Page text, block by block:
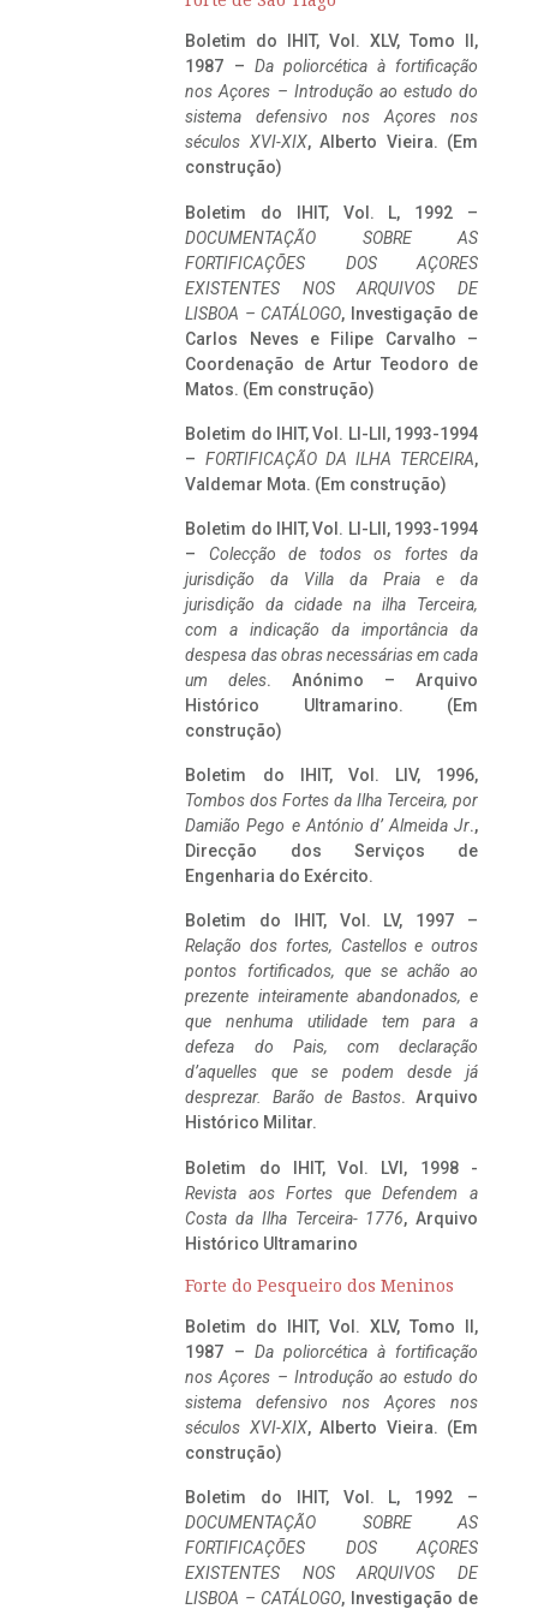
Boletim do IHIT, Vol. XLV, Tomo II,
1987 – Da poliorcética à fortificação
nos Açores – Introdução ao estudo do
sistema defensivo nos Açores nos
séculos XVI-XIX, Alberto Vieira. (Em
construção)
Boletim do IHIT, Vol. L, 1992 –
DOCUMENTAÇÃO SOBRE AS
FORTIFICAÇÕES DOS AÇORES
EXISTENTES NOS ARQUIVOS DE
LISBOA – CATÁLOGO, Investigação de
Carlos Neves e Filipe Carvalho –
Coordenação de Artur Teodoro de
Matos. (Em construção)
Boletim do IHIT, Vol. LI-LII, 1993-1994
– FORTIFICAÇÃO DA ILHA TERCEIRA,
Valdemar Mota. (Em construção)
Boletim do IHIT, Vol. LI-LII, 1993-1994
– Colecção de todos os fortes da
jurisdição da Villa da Praia e da
jurisdição da cidade na ilha Terceira,
com a indicação da importância da
despesa das obras necessárias em cada
um deles. Anónimo – Arquivo
Histórico Ultramarino. (Em
construção)
Boletim do IHIT, Vol. LIV, 1996,
Tombos dos Fortes da Ilha Terceira, por
Damião Pego e António d’ Almeida Jr.,
Direcção dos Serviços de
Engenharia do Exército.
Boletim do IHIT, Vol. LV, 1997 –
Relação dos fortes, Castellos e outros
pontos fortificados, que se achão ao
prezente inteiramente abandonados, e
que nenhuma utilidade tem para a
defeza do Pais, com declaração
d’aquelles que se podem desde já
desprezar. Barão de Bastos. Arquivo
Histórico Militar.
Boletim do IHIT, Vol. LVI, 1998 -
Revista aos Fortes que Defendem a
Costa da Ilha Terceira- 1776, Arquivo
Histórico Ultramarino
Forte do Pesqueiro dos Meninos
Boletim do IHIT, Vol. XLV, Tomo II,
1987 – Da poliorcética à fortificação
nos Açores – Introdução ao estudo do
sistema defensivo nos Açores nos
séculos XVI-XIX, Alberto Vieira. (Em
construção)
Boletim do IHIT, Vol. L, 1992 –
DOCUMENTAÇÃO SOBRE AS
FORTIFICAÇÕES DOS AÇORES
EXISTENTES NOS ARQUIVOS DE
LISBOA – CATÁLOGO, Investigação de